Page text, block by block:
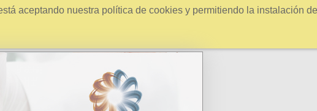
aceptando nuestra política de cookies y permitiendo la instalación de